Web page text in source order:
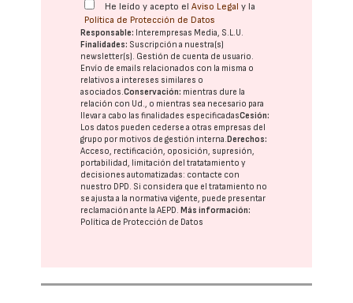
He leído y acepto elAviso Legal y la
Política de Protección de Datos
Responsable: Interempresas Media, S.L.U.
Finalidades: Suscripción a nuestra(s)
newsletter(s). Gestión de cuenta de usuario.
Envío de emails relacionados con la misma o
relativos a intereses similares o
asociados.Conservación: mientras dure la
relación con Ud., o mientras sea necesario para
llevar a cabo las finalidades especificadasCesión:
Los datos pueden cederse a otras empresas del
grupo por motivos de gestión interna. Derechos:
Acceso, rectificación, oposición, supresión,
portabilidad, limitación del tratatamiento y
decisiones automatizadas: contacte con
nuestro DPD. Si considera que el tratamiento no
se ajusta a la normativa vigente, puede presentar
reclamación ante laAEPD. Más información:
Política de Protección de Datos